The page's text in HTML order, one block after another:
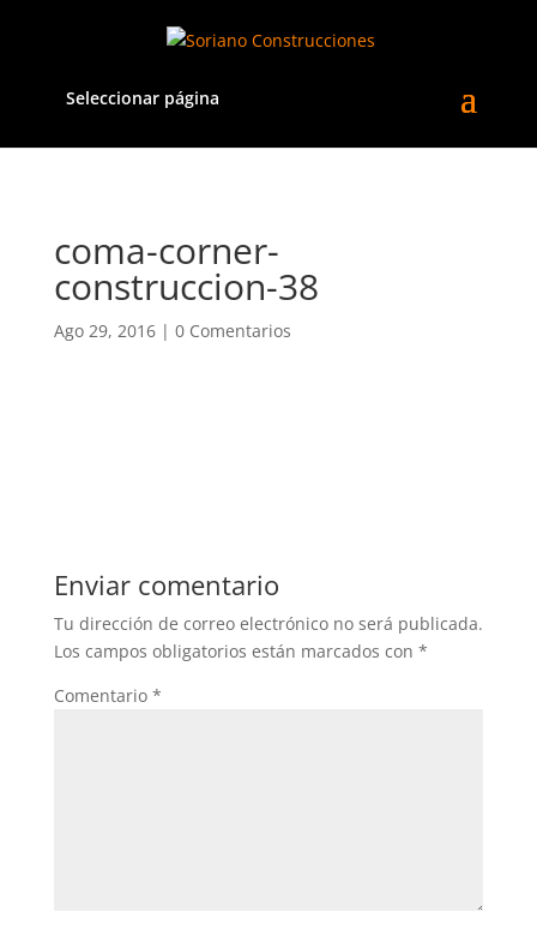
Seleccionar página
coma-corner-
construccion-38
Ago 29, 2016| 0 Comentarios
Enviar comentario
Tu dirección de correo electrónico no será publicada.
Los campos obligatorios están marcados con *
Comentario *